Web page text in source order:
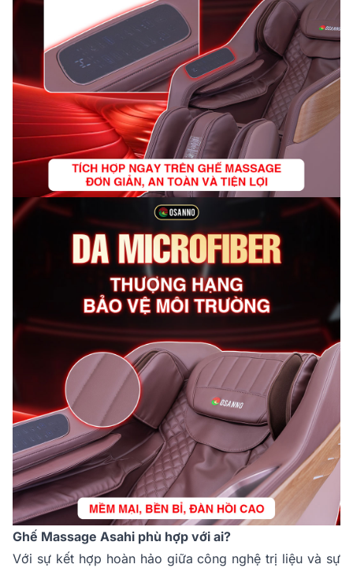
Ghế Massage Asahi phù hợp với ai?
Với sự kết hợp hoàn hảo giữa công nghệ trị liệu và sự